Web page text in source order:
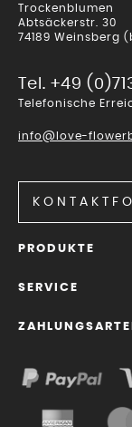
Trockenblumen
Abtsäckerstr. 30
74189 Weinsberg
Tel. +49
Telefonische
info@love-
PRODUKTE
SERVICE